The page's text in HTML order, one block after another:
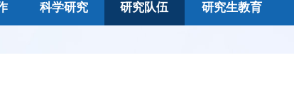
科学研究 研究队伍 研究生教育